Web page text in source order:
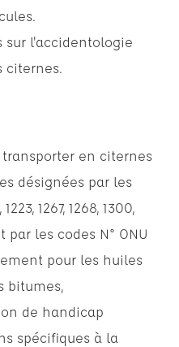
sur l'accidentologie
citernes.
en citernes
désignées par les
1267, 1268, 1300,
par les codes N° ONU
pour les huiles
bitumes,
de handicap
spécifiques à la